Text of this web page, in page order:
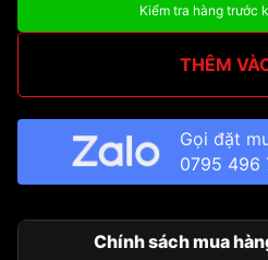
Kiểm tra hàng trước
THÊM
Gọi đặt
0795 496
Chính sách mua